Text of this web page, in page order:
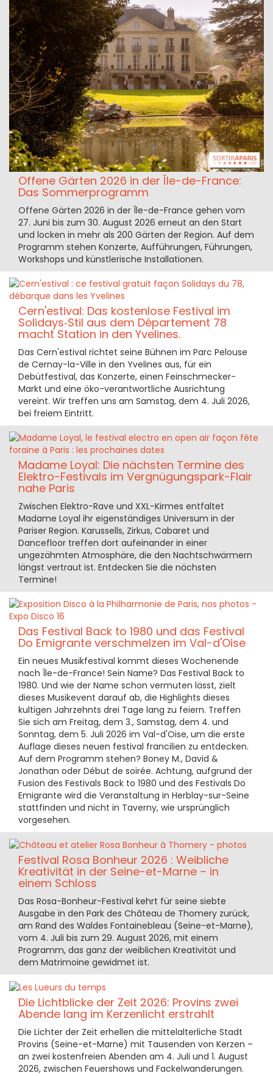
Offene Gärten 2026 in der Île-de-France:
Das Sommerprogramm
Offene Gärten 2026 in der Île-de-France gehen vom
27. Juni bis zum 30. August 2026 erneut an den Start
und locken in mehr als 200 Gärten der Region. Auf dem
Programm stehen Konzerte, Aufführungen, Führungen,
Workshops und künstlerische Installationen.
Cern'estival: Das kostenlose Festival im
Solidays‑Stil aus dem Département 78
macht Station in den Yvelines.
Das Cern'estival richtet seine Bühnen im Parc Pelouse
de Cernay-la-Ville in den Yvelines aus, für ein
Debütfestival, das Konzerte, einen Feinschmecker-
Markt und eine öko-verantwortliche Ausrichtung
vereint. Wir treffen uns am Samstag, dem 4. Juli 2026,
bei freiem Eintritt.
Madame Loyal: Die nächsten Termine des
Elektro-Festivals im Vergnügungspark-Flair
nahe Paris
Zwischen Elektro-Rave und XXL-Kirmes entfaltet
Madame Loyal ihr eigenständiges Universum in der
Pariser Region. Karussells, Zirkus, Cabaret und
Dancefloor treffen dort aufeinander in einer
ungezähmten Atmosphäre, die den Nachtschwärmern
längst vertraut ist. Entdecken Sie die nächsten
Termine!
Das Festival Back to 1980 und das Festival
Do Emigrante verschmelzen im Val-d'Oise
Ein neues Musikfestival kommt dieses Wochenende
nach Île-de-France! Sein Name? Das Festival Back to
1980. Und wie der Name schon vermuten lässt, zielt
dieses Musikevent darauf ab, die Highlights dieses
kultigen Jahrzehnts drei Tage lang zu feiern. Treffen
Sie sich am Freitag, dem 3., Samstag, dem 4. und
Sonntag, dem 5. Juli 2026 im Val-d'Oise, um die erste
Auflage dieses neuen festival francilien zu entdecken.
Auf dem Programm stehen? Boney M., David &
Jonathan oder Début de soirée. Achtung, aufgrund der
Fusion des Festivals Back to 1980 und des Festivals Do
Emigrante wird die Veranstaltung in Herblay-sur-Seine
stattfinden und nicht in Taverny, wie ursprünglich
vorgesehen.
Festival Rosa Bonheur 2026 : Weibliche
Kreativität in der Seine-et-Marne – in
einem Schloss
Das Rosa-Bonheur-Festival kehrt für seine siebte
Ausgabe in den Park des Château de Thomery zurück,
am Rand des Waldes Fontainebleau (Seine-et-Marne),
vom 4. Juli bis zum 29. August 2026, mit einem
Programm, das ganz der weiblichen Kreativität und
dem Matrimoine gewidmet ist.
Die Lichtblicke der Zeit 2026: Provins zwei
Abende lang im Kerzenlicht erstrahlt
Die Lichter der Zeit erhellen die mittelalterliche Stadt
Provins (Seine-et-Marne) mit Tausenden von Kerzen –
an zwei kostenfreien Abenden am 4. Juli und 1. August
2026, zwischen Feuershows und Fackelwanderungen.